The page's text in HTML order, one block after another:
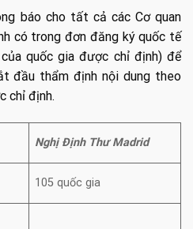
báo cho tất cả các Cơ quan
có trong đơn đăng ký quốc tế
quốc gia được chỉ định) để
đầu thẩm định nội dung theo
chỉ định.
Nghị Định Thư Madrid
105 quốc gia